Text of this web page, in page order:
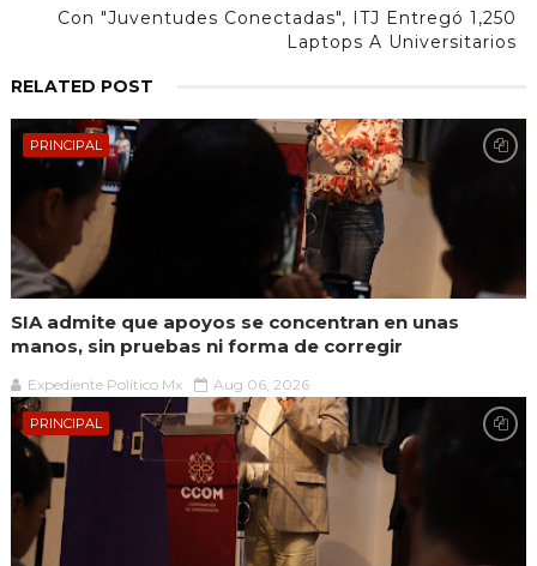
Con "Juventudes Conectadas", ITJ Entregó 1,250
Laptops A Universitarios
RELATED POST
PRINCIPAL
SIA admite que apoyos se concentran en unas
manos, sin pruebas ni forma de corregir
Expediente Político.Mx Aug 06, 2026
PRINCIPAL